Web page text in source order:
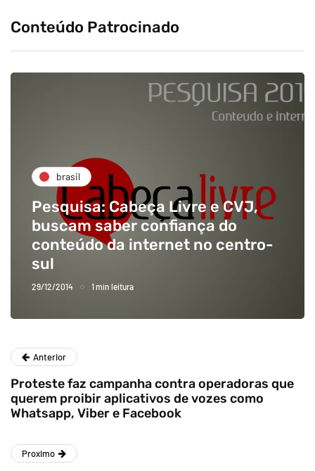
Conteúdo Patrocinado
brasil
Pesquisa: Cabeça Livre e CVJ,
buscam saber confiança do
conteúdo da internet no centro-
sul
29/12/2014 1 min leitura
Anterior
Proteste faz campanha contra operadoras que
querem proibir aplicativos de vozes como
Whatsapp, Viber e Facebook
Proximo